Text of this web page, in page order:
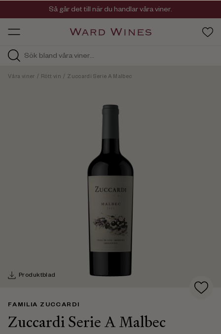
HOS
Viner med kvalitet, ursprung & personlighet
Så går det till när du handlar våra viner.
Våra viner / Rött vin / Zuccardi Serie A Malbec
Produktblad
FAMILIA ZUCCARDI
Zuccardi Serie A Malbec